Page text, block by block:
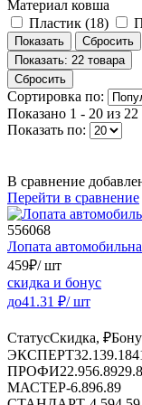
Материал ковша
Пластик (18)
Показать: 22 товара
Сбросить
Сортировка по:
Показано 1 - 20 из 22
Показать по:
В сравнение
Перейти в сравнение
556068
Лопата
459₽/ шт
скидка и бонус
до41.31 ₽/ шт
СтатусСкидка, ₽
ЭКСПЕРТ32.139.18
ПРОФИ22.956.89
МАСТЕР-6.896.89